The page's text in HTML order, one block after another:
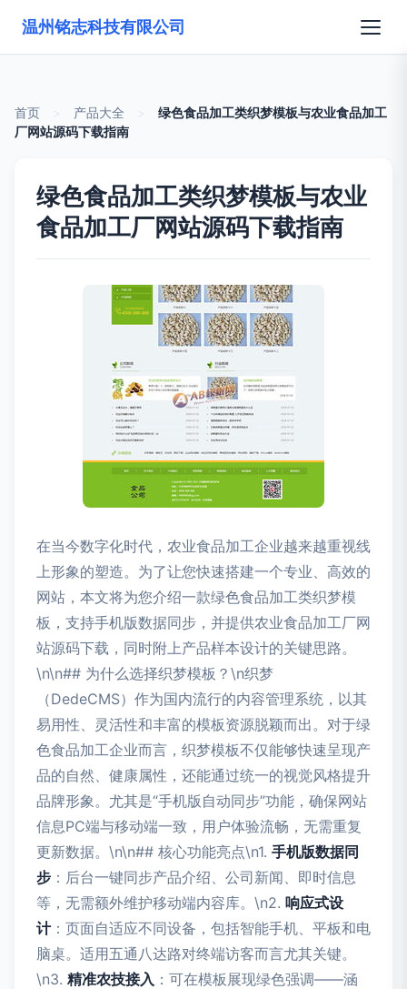
温州铭志科技有限公司
首页 产品大全
绿色食品加工类织梦模板与农业食品加工
厂网站源码下载指南
绿色食品加工类织梦模板与农业
食品加工厂网站源码下载指南
在当今数字化时代，农业食品加工企业越来越重视线
上形象的塑造。为了让您快速搭建一个专业、高效的
网站，本文将为您介绍一款绿色食品加工类织梦模
板，支持手机版数据同步，并提供农业食品加工厂网
站源码下载，同时附上产品样本设计的关键思路。
\n\n## 为什么选择织梦模板？\n织梦
（DedeCMS）作为国内流行的内容管理系统，以其
易用性、灵活性和丰富的模板资源脱颖而出。对于绿
色食品加工企业而言，织梦模板不仅能够快速呈现产
品的自然、健康属性，还能通过统一的视觉风格提升
品牌形象。尤其是“手机版自动同步”功能，确保网站
信息PC端与移动端一致，用户体验流畅，无需重复
更新数据。\n\n## 核心功能亮点\n1. 手机版数据同
步 ：后台一键同步产品介绍、公司新闻、即时信息
等，无需额外维护移动端内容库。\n2. 响应式设
计：页面自适应不同设备，包括智能手机、平板和电
脑桌。适用五通八达路对终端访客而言尤其关键。
\n3. 精准农技接入 ：可在模板展现绿色强调——涵